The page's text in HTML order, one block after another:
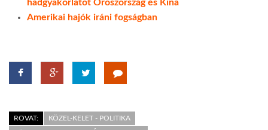
hadgyakorlatot Oroszország és Kína
Amerikai hajók iráni fogságban
ROVAT:
KÖZEL-KELET - POLITIKA